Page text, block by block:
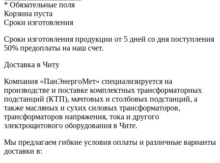
* Обязательные поля
Корзина пуста
Сроки изготовления
Сроки изготовления продукции от 5 дней со дня поступления
50% предоплаты на наш счет.
Доставка в Читу
Компания «ПанЭнергоМет» специализируется на
производстве и поставке комплектных трансформаторных
подстанций (КТП), мачтовых и столбовых подстанций, а
также масляных и сухих силовых трансформаторов,
трансформаторов напряжения, тока и другого
электрощитового оборудования в Чите.
Мы предлагаем гибкие условия оплаты и различные варианты
доставки в: